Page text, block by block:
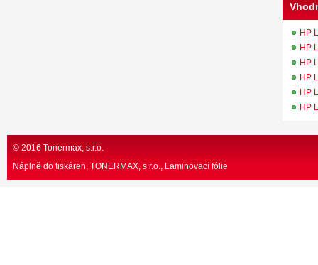
HP
HP
HP
HP
HP
HP
© 2016 Tonermax, s.r.o.
Náplně do tiskáren, TONERMAX, s.r.o. Laminovací fólie